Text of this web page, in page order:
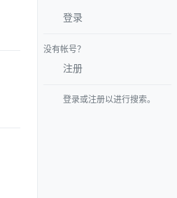
登录
没有帐号？
注册
登录或注册以进行搜索。